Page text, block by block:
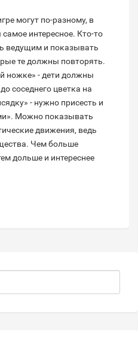
могут по-разному, в
интересное. Кто-то
ведущим и показывать
те должны повторять.
ножке» - дети должны
соседнего цветка на
- нужно присесть и
Можно показывать
движения, ведь
Чем больше
дольше и интереснее